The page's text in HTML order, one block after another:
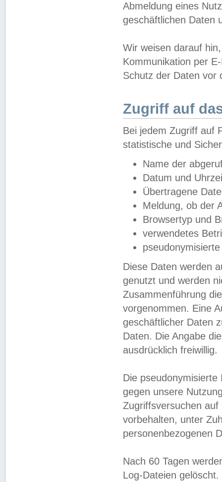
Abmeldung eines
geschäftlichen Daten
Wir weisen darauf
Kommunikation per
Schutz der Daten vor
Zugriff auf
Bei jedem Zugriff auf
statistische und
Name der
Datum und
Übertragene
Meldung, ob der
Browsertyp und
verwendetes
Diese Daten werden
genutzt und werden
Zusammenführung
vorgenommen. Eine
geschäftlicher Daten
Daten. Die Angabe
ausdrücklich freiwillig.
Die
gegen unsere
Zugriffsversuchen
vorbehalten, unter
personenbezogenen
Nach 60 Tagen
Log-Dateien